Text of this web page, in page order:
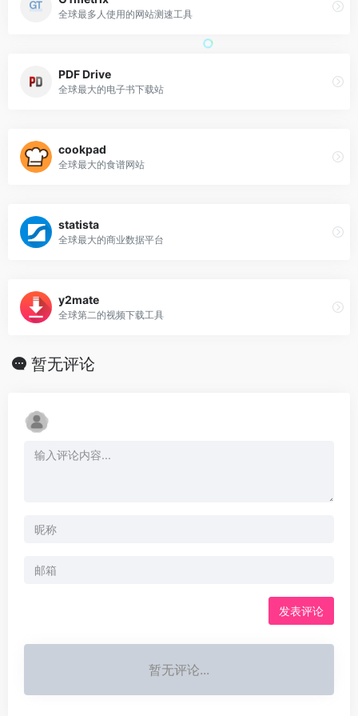
全球最多人使用的网站测速工具
PDF Drive
全球最大的电子书下载站
cookpad
全球最大的食谱网站
statista
全球最大的商业数据平台
y2mate
全球第二的视频下载工具
暂无评论
发表评论
暂无评论...